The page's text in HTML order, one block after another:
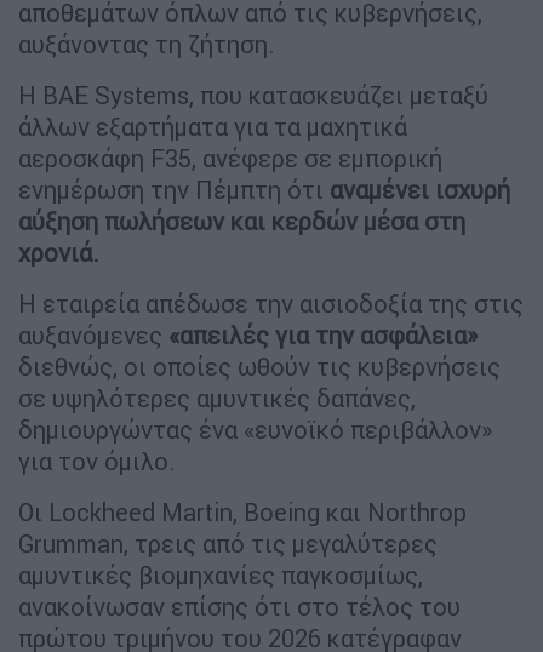
αποθεμάτων όπλων από τις κυβερνήσεις,
αυξάνοντας τη ζήτηση.
Η BAE Systems, που κατασκευάζει μεταξύ
άλλων εξαρτήματα για τα μαχητικά
αεροσκάφη F35, ανέφερε σε εμπορική
ενημέρωση την Πέμπτη ότι αναμένει ισχυρή
αύξηση πωλήσεων και κερδών μέσα στη
χρονιά.
Η εταιρεία απέδωσε την αισιοδοξία της στις
αυξανόμενες «απειλές για την ασφάλεια»
διεθνώς, οι οποίες ωθούν τις κυβερνήσεις
σε υψηλότερες αμυντικές δαπάνες,
δημιουργώντας ένα «ευνοϊκό περιβάλλον»
για τον όμιλο.
Οι Lockheed Martin, Boeing και Northrop
Grumman, τρεις από τις μεγαλύτερες
αμυντικές βιομηχανίες παγκοσμίως,
ανακοίνωσαν επίσης ότι στο τέλος του
πρώτου τριμήνου του 2026 κατέγραφαν